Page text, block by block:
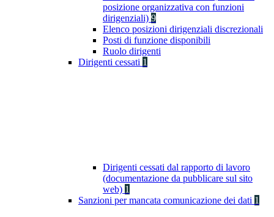
posizione organizzativa con funzioni
dirigenziali) 9
Elenco posizioni dirigenziali discrezionali
Posti di funzione disponibili
Ruolo dirigenti
Dirigenti cessati 1
Dirigenti cessati dal rapporto di lavoro
(documentazione da pubblicare sul sito
web) 1
Sanzioni per mancata comunicazione dei dati 1